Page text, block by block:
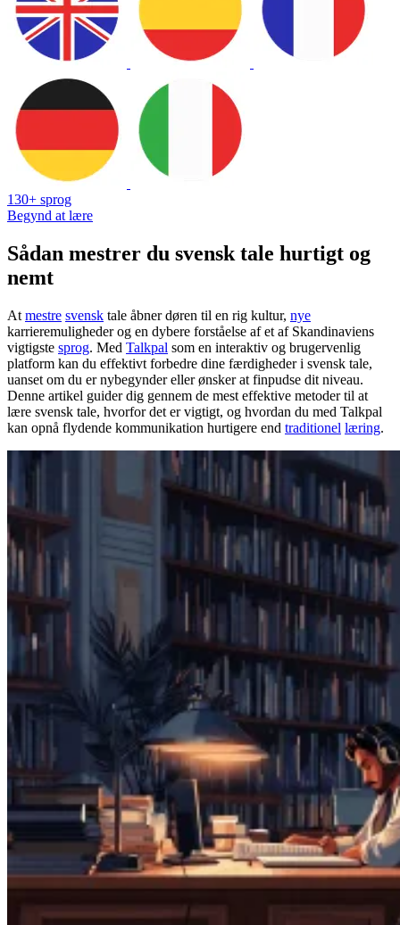
130+ sprog
Begynd at lære
Sådan mestrer du svensk tale hurtigt og
nemt
At mestre svensk tale åbner døren til en rig kultur, nye
karrieremuligheder og en dybere forståelse af et af Skandinaviens
vigtigste sprog. Med Talkpal som en interaktiv og brugervenlig
platform kan du effektivt forbedre dine færdigheder i svensk tale,
uanset om du er nybegynder eller ønsker at finpudse dit niveau.
Denne artikel guider dig gennem de mest effektive metoder til at
lære svensk tale, hvorfor det er vigtigt, og hvordan du med Talkpal
kan opnå flydende kommunikation hurtigere end traditionel læring.